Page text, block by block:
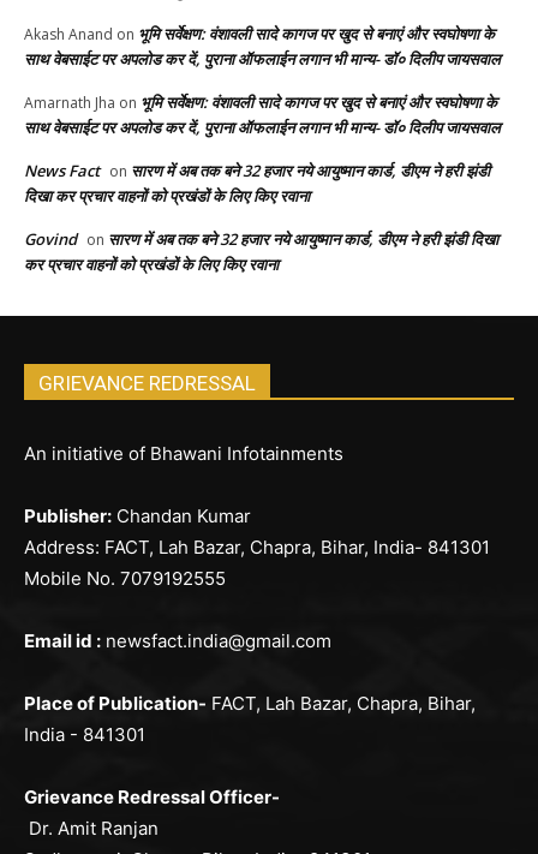
Akash Anand on भूमि सर्वेक्षण: वंशावली सादे कागज पर खुद से बनाएं और स्वघोषणा के
साथ वेबसाईट पर अपलोड कर दें, पुराना ऑफलाईन लगान भी मान्य- डॉ० दिलीप जायसवाल
Amarnath Jha on भूमि सर्वेक्षण: वंशावली सादे कागज पर खुद से बनाएं और स्वघोषणा के
साथ वेबसाईट पर अपलोड कर दें, पुराना ऑफलाईन लगान भी मान्य- डॉ० दिलीप जायसवाल
News Fact on सारण में अब तक बने 32 हजार नये आयुष्मान कार्ड, डीएम ने हरी झंडी
दिखा कर प्रचार वाहनों को प्रखंडों के लिए किए रवाना
Govind on सारण में अब तक बने 32 हजार नये आयुष्मान कार्ड, डीएम ने हरी झंडी दिखा
कर प्रचार वाहनों को प्रखंडों के लिए किए रवाना
GRIEVANCE REDRESSAL
An initiative of Bhawani Infotainments
Publisher: Chandan Kumar
Address: FACT, Lah Bazar, Chapra, Bihar, India- 841301
Mobile No. 7079192555
Email id : newsfact.india@gmail.com
Place of Publication- FACT, Lah Bazar, Chapra, Bihar,
India - 841301
Grievance Redressal Officer-
Dr. Amit Ranjan